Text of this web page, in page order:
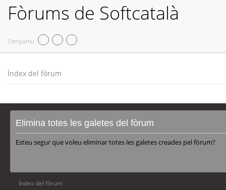
Fòrums de Softcatalà
Compartiu
Índex del fòrum
Elimina totes les galetes del fòrum
Esteu segur que voleu eliminar totes les galetes creades pel fòrum?
Índex del fòrum